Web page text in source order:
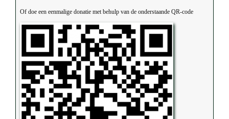
Of doe een eenmalige donatie met behulp van de onderstaande QR-code